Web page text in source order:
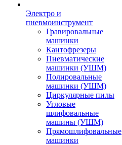
Электро и
пневмоинструмент
Гравировальные
машинки
Кантофрезеры
Пневматические
машинки (УШМ)
Полировальные
машинки (УШМ)
Циркулярные пилы
Угловые
шлифовальные
машины (УШМ)
Прямошлифовальные
машинки